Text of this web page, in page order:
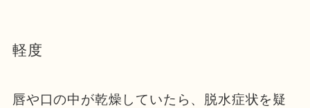
軽度
唇や口の中が乾燥していたら、脱水症状を疑